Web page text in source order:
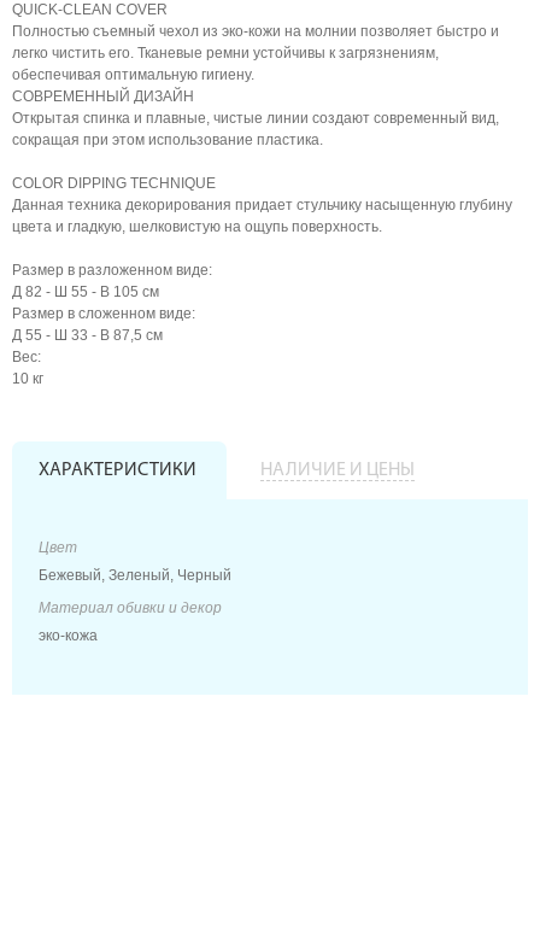
QUICK-CLEAN COVER
Полностью съемный чехол из эко-кожи на молнии позволяет быстро и
легко чистить его. Тканевые ремни устойчивы к загрязнениям,
обеспечивая оптимальную гигиену.
СОВРЕМЕННЫЙ ДИЗАЙН
Открытая спинка и плавные, чистые линии создают современный вид,
сокращая при этом использование пластика.
COLOR DIPPING TECHNIQUE
Данная техника декорирования придает стульчику насыщенную глубину
цвета и гладкую, шелковистую на ощупь поверхность.
Размер в разложенном виде:
Д 82 - Ш 55 - В 105 см
Размер в сложенном виде:
Д 55 - Ш 33 - В 87,5 см
Вес:
10 кг
ХАРАКТЕРИСТИКИ НАЛИЧИЕ И ЦЕНЫ
Цвет
Бежевый, Зеленый, Черный
Материал обивки и декор
эко-кожа